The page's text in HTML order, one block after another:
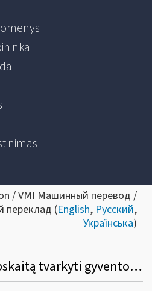
/ VMI Машинный перевод /
переклад (English, Русский,
Українська)
Ar i.APS gali savo apskaitą tvarkyti gyventojas, turintis tuo pačiu laikotarpiu verslo liudijimą ir individualią veiklą pagal pažymą?